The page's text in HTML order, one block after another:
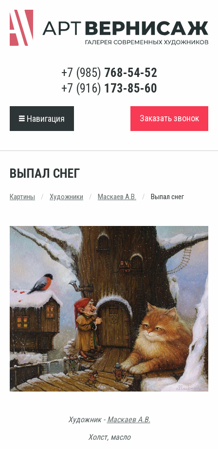
+7 (985) 768-54-52
+7 (916) 173-85-60
Навигация Заказать звонок
ВЫПАЛ СНЕГ
Картины Художники Маскаев А.В. Выпал снег
Художник - Маскаев А.В.
Холст, масло